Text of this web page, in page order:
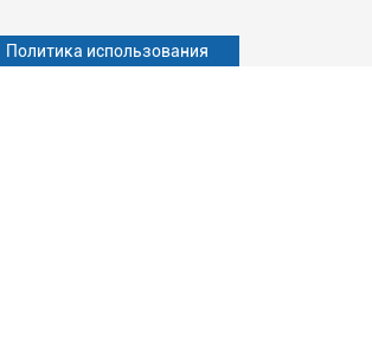
Абитуриенту
Политика использования